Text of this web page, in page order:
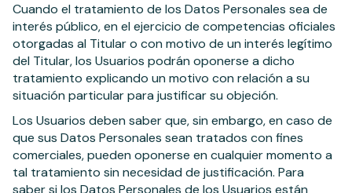
Cuando el tratamiento de los Datos Personales sea de
interés público, en el ejercicio de competencias oficiales
otorgadas al Titular o con motivo de un interés legítimo
del Titular, los Usuarios podrán oponerse a dicho
tratamiento explicando un motivo con relación a su
situación particular para justificar su objeción.
Los Usuarios deben saber que, sin embargo, en caso de
que sus Datos Personales sean tratados con fines
comerciales, pueden oponerse en cualquier momento a
tal tratamiento sin necesidad de justificación. Para
saber si los Datos Personales de los Usuarios están